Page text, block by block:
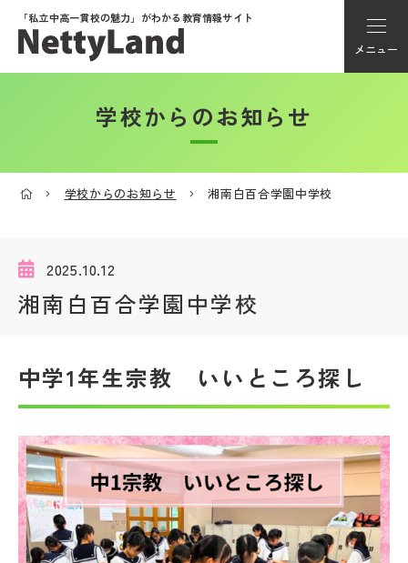
「私立中高一貫校の魅力」がわかる教育情報サイト
メニュー
アカウント登録
学校選び
私学探検隊
帰国生受験情報
説明会・イベント情報
よみもの
学校からのお知らせ
学校からのお知らせ 湘南白百合学園中学校
2025.10.12
湘南白百合学園中学校
中学1年生宗教 いいところ探し